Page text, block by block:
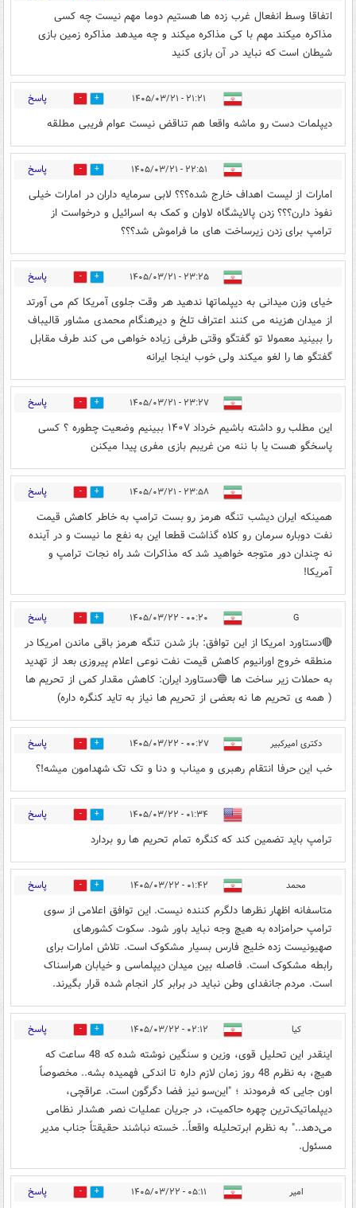
اتفاقا وسط انفعال غرب زده ها هستیم دوما مهم نیست چه کسی
مذاکره میکند مهم با کی مذاکره میکند و چه میدهد مذاکره زمین بازی
شیطان است که نباید در آن بازی کنید
۲۱:۲۱ - ۱۴۰۵/۰۳/۲۱ 5 پاسخ
دیپلمات دست رو ماشه واقعا هم تناقض نیست عوام فریبی مطلقه
۲۲:۵۱ - ۱۴۰۵/۰۳/۲۱ 11 پاسخ
امارات از لیست اهداف خارج شده؟؟؟ لابی سرمایه داران در امارات خیلی
نفوذ دارن؟؟؟ زدن پالایشگاه لاوان و کمک به اسرائیل و درخواست از
ترامپ برای زدن زیرساخت های ما فراموش شد؟؟؟
۲۳:۲۵ - ۱۴۰۵/۰۳/۲۱ 6 پاسخ
خیای وزن میدانی به دیپلماتها ندهید هر وقت جلوی آمریکا کم می آورتد
از میدان هزینه می کنند اعتراف تلخ و دیرهنگام محمدی مشاور قالیباف
را ببینید معمولا تو گفتگو وقتی طرفی زیاده خواهی می کند طرف مقابل
گفتگو ها را لغو میکند ولی خوب اینجا ایرانه
۲۳:۲۷ - ۱۴۰۵/۰۳/۲۱ 7 پاسخ
این مطلب رو داشته باشیم خرداد ۱۴۰۷ ببینیم وضعیت چطوره ؟ کسی
پاسخگو هست یا با ننه من غریبم بازی مفری پیدا میکنن
۲۳:۵۸ - ۱۴۰۵/۰۳/۲۱ 9 پاسخ
همینکه ایران دیشب تنگه هرمز رو بست ترامپ به خاطر کاهش قیمت
نفت دوباره سرمان رو کلاه گذاشت قطعا این به نفع ما نیست و در آینده
نه چندان دور متوجه خواهید شد که مذاکرات شد راه نجات ترامپ و
آمریکا!
G ۰۰:۲۰ - ۱۴۰۵/۰۳/۲۲ 5 پاسخ
🔴دستاورد امریکا از این توافق: باز شدن تنگه هرمز باقی ماندن امریکا در
منطقه خروج اورانیوم کاهش قیمت نفت نوعی اعلام پیروزی بعد از تهدید
به حملات زیر ساخت ها 🔵دستاورد ایران: کاهش مقدار کمی از تحریم ها
( همه ی تحریم ها نه بعضی از تحریم ها نیاز به تاید کنگره داره)
دکتری امیرکبیر ۰۰:۲۷ - ۱۴۰۵/۰۳/۲۲ 12 پاسخ
خب این حرفا انتقام رهبری و میناب و دنا و تک تک شهدامون میشه!؟
۰۱:۳۴ - ۱۴۰۵/۰۳/۲۲ 0 پاسخ
ترامپ باید تضمین کند که کنگره تمام تحریم ها رو‌ بردارد
محمد ۰۱:۴۲ - ۱۴۰۵/۰۳/۲۲ 1 پاسخ
متاسفانه اظهار نظرها دلگرم کننده نیست. این توافق اعلامی از سوی
ترامپ حرامزاده به هیچ وجه نباید باور شود. سکوت کشورهای
صهیونیست زده خلیج فارس بسیار مشکوک است. تلاش امارات برای
رابطه مشکوک است. فاصله بین میدان دیپلماسی و خیابان هراسناک
است. مردم جانفدای وطن نباید در برابر کار انجام شده قرار بگیرند.
کیا ۰۲:۱۲ - ۱۴۰۵/۰۳/۲۲ 3 پاسخ
اینقدر این تحلیل قوی، وزین و سنگین نوشته شده که 48 ساعت که
هیچ، به نظرم 48 روز زمان لازم داره تا اندکی فهمیده بشه.. مخصوصاً
اون جایی که فرمودند ؛ "این‌سو نیز فضا دگرگون است. عراقچی،
دیپلماتیک‌ترین چهره حاکمیت، در جریان عملیات نصر هشدار نظامی
می‌دهد.." به نظرم ابرتحلیله واقعاً.. خسته نباشند حقیقتاً جناب مدیر
مسئول.
امیر ۰۵:۱۱ - ۱۴۰۵/۰۳/۲۲ 1 پاسخ